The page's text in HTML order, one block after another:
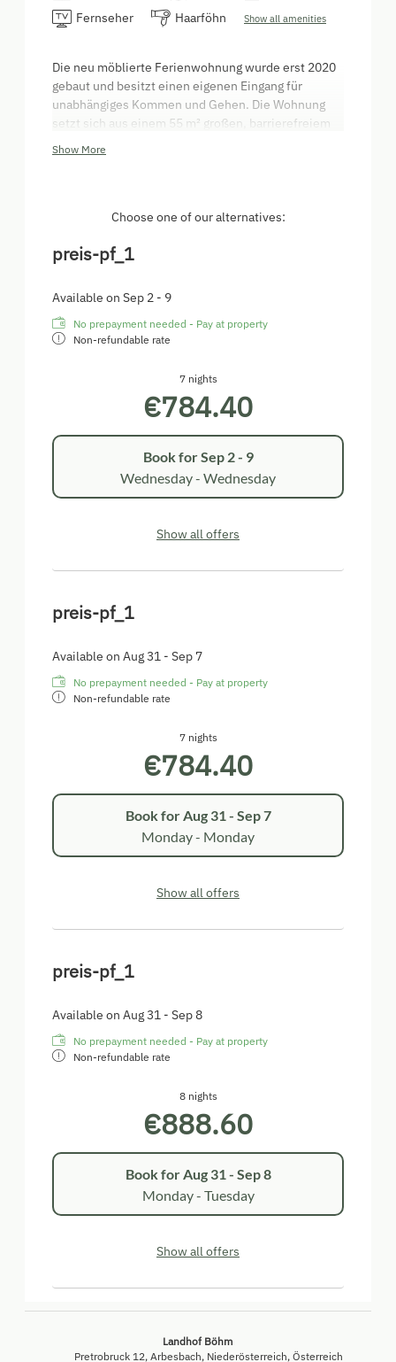
Fernseher
Haarföhn Show all amenities
Die neu möblierte Ferienwohnung wurde erst 2020
gebaut und besitzt einen eigenen Eingang für
unabhängiges Kommen und Gehen. Die Wohnung
setzt sich aus einem 55 m² großen, barrierefreiem
Erdgeschoß (Doppelzimmer mit Schlafsofa,
Badezimmer und Toilette mit Duschfunktion,
weitere Kinder) zusammen.
Freien gestattet ist. Aufgrund der angrenzenden
Show More
Choose one of our alternatives:
preis-pf_1
Available on Sep 2 - 9
No prepayment needed - Pay at property
Non-refundable rate
7 nights
€784.40
Book forSep 2 - 9
Wednesday - Wednesday
Show all offers
preis-pf_1
Available on Aug 31 - Sep 7
No prepayment needed - Pay at property
Non-refundable rate
7 nights
€784.40
Book for Aug 31 - Sep 7
Monday - Monday
Show all offers
preis-pf_1
Available on Aug 31 - Sep 8
No prepayment needed - Pay at property
Non-refundable rate
8 nights
€888.60
Book forAug 31 - Sep 8
Monday - Tuesday
Show all offers
Landhof Böhm
Pretrobruck 12 Arbesbach Niederösterreich Österreich